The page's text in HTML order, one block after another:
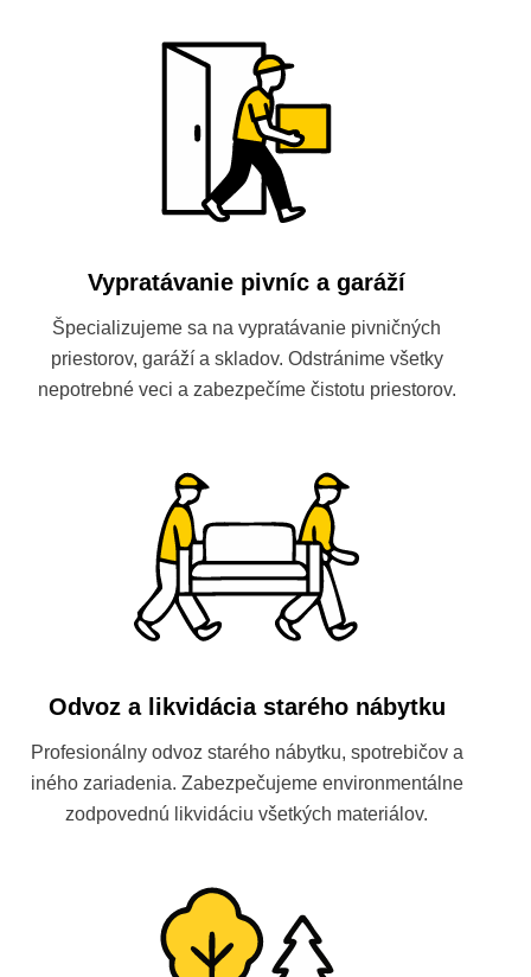
Vypratávanie pivníc a garáží
Špecializujeme sa na vypratávanie pivničných
priestorov, garáží a skladov. Odstránime všetky
nepotrebné veci a zabezpečíme čistotu priestorov.
Odvoz a likvidácia starého nábytku
Profesionálny odvoz starého nábytku, spotrebičov a
iného zariadenia. Zabezpečujeme environmentálne
zodpovednú likvidáciu všetkých materiálov.